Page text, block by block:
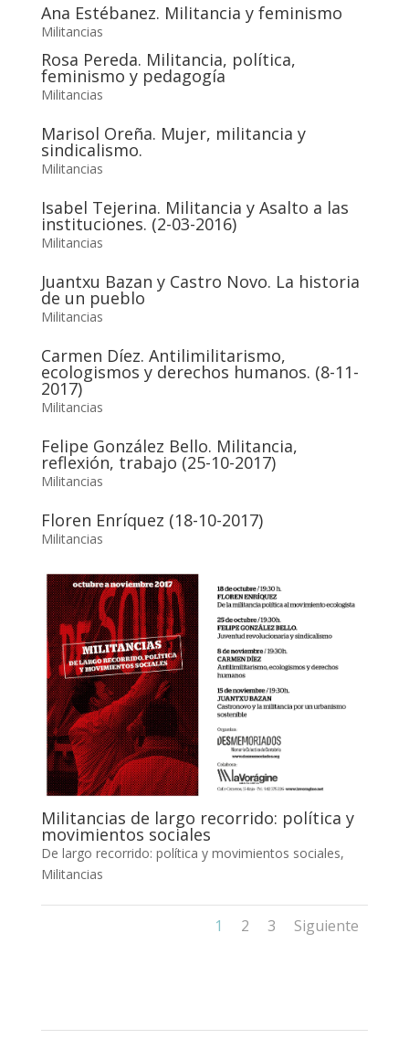
Ana Estébanez. Militancia y feminismo
Militancias
Rosa Pereda. Militancia, política,
feminismo y pedagogía
Militancias
Marisol Oreña. Mujer, militancia y
sindicalismo.
Militancias
Isabel Tejerina. Militancia y Asalto a las
instituciones. (2-03-2016)
Militancias
Juantxu Bazan y Castro Novo. La historia
de un pueblo
Militancias
Carmen Díez. Antilimilitarismo,
ecologismos y derechos humanos. (8-11-
2017)
Militancias
Felipe González Bello. Militancia,
reflexión, trabajo (25-10-2017)
Militancias
Floren Enríquez (18-10-2017)
Militancias
Militancias de largo recorrido: política y
movimientos sociales
De largo recorrido: política y movimientos sociales,
Militancias
1 2 3 Siguiente